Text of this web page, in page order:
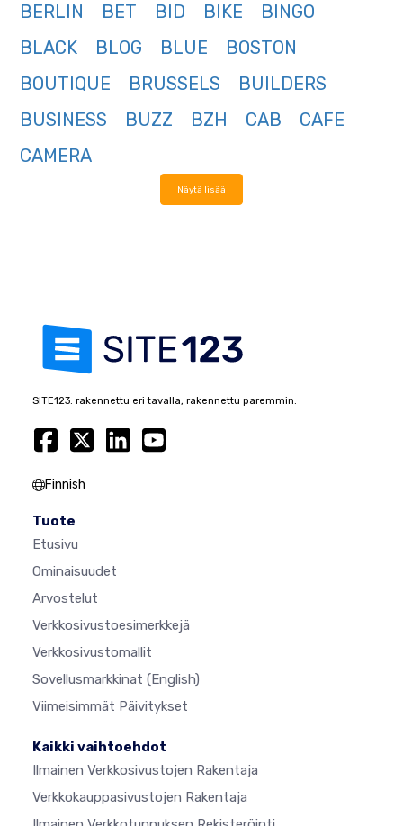
BERLIN
BET BID BIKE
BINGO
BLACK
BLOG BLUE
BOSTON
BOUTIQUE
BRUSSELS
BUILDERS
BUSINESS
BUZZ BZH CAB
CAFE
CAMERA
Näytä lisää
SITE123: rakennettu eri tavalla, rakennettu paremmin.
Finnish
Tuote
Etusivu
Ominaisuudet
Arvostelut
Verkkosivustoesimerkkejä
Verkkosivustomallit
Sovellusmarkkinat (English)
Viimeisimmät Päivitykset
Kaikki vaihtoehdot
Ilmainen Verkkosivustojen Rakentaja
Verkkokauppasivustojen Rakentaja